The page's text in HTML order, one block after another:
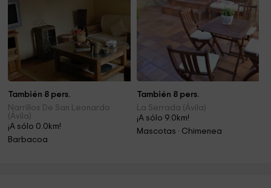
También 8 pers.
Narrillos De San Leonardo
(Ávila)
¡A sólo 0.0km!
Barbacoa
También 8 pers.
La Serrada (Ávila)
¡A sólo 9.0km!
Mascotas · Chimenea